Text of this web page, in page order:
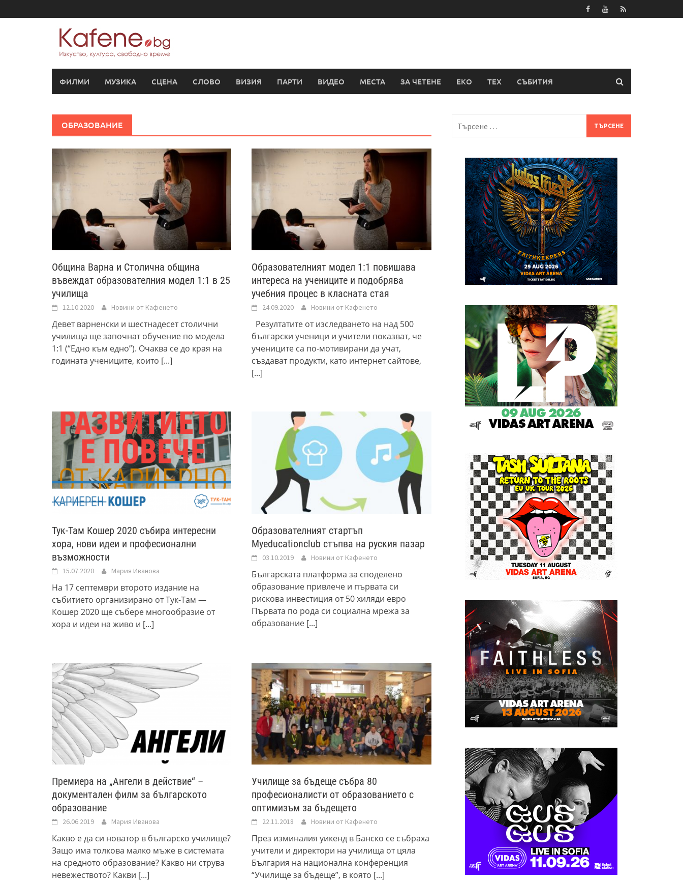
to
ФИЛМИ МУЗИКА СЦЕНА СЛОВО ВИЗИЯ ПАРТИ ВИДЕО МЕСТА ЗА ЧЕТЕНЕ ЕКО ТЕХ СЪБИТИЯ
ОБРАЗОВАНИЕ
Община Варна и Столична община
въвеждат образователния модел 1:1 в 25
училища
12.10.2020 Новини от Кафенето
Девет варненски и шестнадесет столични
училища ще започнат обучение по модела
1:1 (“Едно към едно”). Очаква се до края на
годината учениците, които [...]
Образователният модел 1:1 повишава
интереса на учениците и подобрява
учебния процес в класната стая
24.09.2020 Новини от Кафенето
Резултатите от изследването на над 500
български ученици и учители показват, че
учениците са по-мотивирани да учат,
създават продукти, като интернет сайтове,
[...]
Тук-Там Кошер 2020 събира интересни
хора, нови идеи и професионални
възможности
15.07.2020 Мария Иванова
На 17 септември второто издание на
събитието организирано от Тук-Там —
Кошер 2020 ще събере многообразие от
хора и идеи на живо и [...]
Образователният стартъп
Myeducationclub стъпва на руския пазар
03.10.2019 Новини от Кафенето
Българската платформа за споделено
образование привлече и първата си
рискова инвестиция от 50 хиляди евро
Първата по рода си социална мрежа за
образование [...]
Премиера на „Ангели в действие“ –
документален филм за българското
образование
26.06.2019 Мария Иванова
Какво е да си новатор в българско училище?
Защо има толкова малко мъже в системата
на средното образование? Какво ни струва
невежеството? Какви [...]
Училище за бъдеще събра 80
професионалисти от образованието с
оптимизъм за бъдещето
22.11.2018 Новини от Кафенето
През изминалия уикенд в Банско се събраха
учители и директори на училища от цяла
България на национална конференция
“Училище за бъдеще”, в която [...]
за: